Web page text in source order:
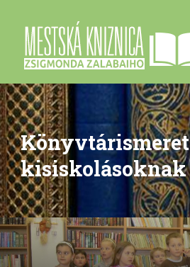
Könyvtárismeret
kisiskolásoknak